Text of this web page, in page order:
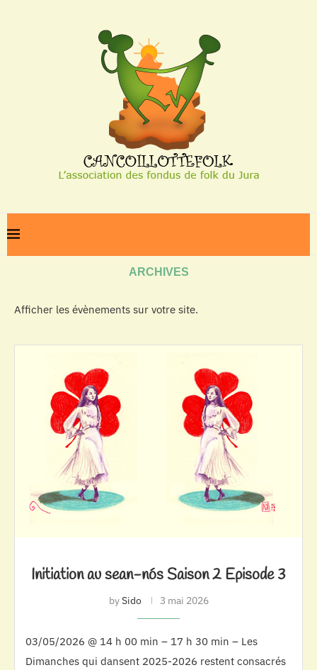
ARCHIVES
Afficher les évènements sur votre site.
Initiation au sean-nós Saison 2 Episode 3
bySido 3 mai 2026
03/05/2026 @ 14 h 00 min – 17 h 30 min – Les
Dimanches qui dansent 2025-2026 restent consacrés